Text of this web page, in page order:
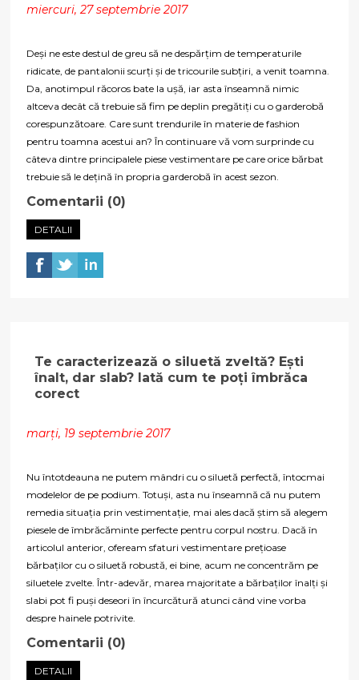
miercuri, 27 septembrie 2017
Deși ne este destul de greu să ne despărțim de temperaturile
ridicate, de pantalonii scurți și de tricourile subțiri, a venit toamna.
Da, anotimpul răcoros bate la ușă, iar asta înseamnă nimic
altceva decât că trebuie să fim pe deplin pregătiți cu o garderobă
corespunzătoare. Care sunt trendurile în materie de fashion
pentru toamna acestui an? În continuare vă vom surprinde cu
câteva dintre principalele piese vestimentare pe care orice bărbat
trebuie să le dețină în propria garderobă în acest sezon.
Comentarii (0)
DETALII
Te caracterizează o siluetă zveltă? Ești
înalt, dar slab? Iată cum te poți îmbrăca
corect
marți, 19 septembrie 2017
Nu întotdeauna ne putem mândri cu o siluetă perfectă, întocmai
modelelor de pe podium. Totuși, asta nu înseamnă că nu putem
remedia situația prin vestimentație, mai ales dacă știm să alegem
piesele de îmbrăcăminte perfecte pentru corpul nostru. Dacă în
articolul anterior, ofeream sfaturi vestimentare prețioase
bărbaților cu o siluetă robustă, ei bine, acum ne concentrăm pe
siluetele zvelte. Într-adevăr, marea majoritate a bărbaților înalți și
slabi pot fi puși deseori în încurcătură atunci când vine vorba
despre hainele potrivite.
Comentarii (0)
DETALII